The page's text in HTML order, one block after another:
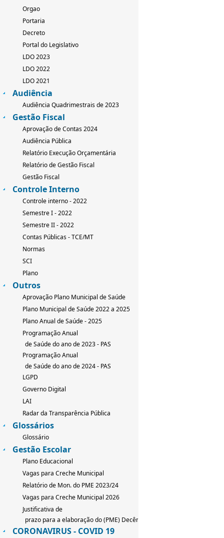
Orgao
Portaria
Decreto
Portal do Legislativo
LDO 2023
LDO 2022
LDO 2021
Audiência
Audiência Quadrimestrais de 2023
Gestão Fiscal
Aprovação de Contas 2024
Audiência Pública
Relatório Execução Orçamentária
Relatório de Gestão Fiscal
Gestão Fiscal
Controle Interno
Controle interno - 2022
Semestre I - 2022
Semestre II - 2022
Contas Públicas - TCE/MT
Normas
SCI
Plano
Outros
Aprovação Plano Municipal de Saúde
Plano Municipal de Saúde 2022 a 2025
Plano Anual de Saúde - 2025
Programação Anual
de Saúde do ano de 2023 - PAS
Programação Anual
de Saúde do ano de 2024 - PAS
LGPD
Governo Digital
LAI
Radar da Transparência Pública
Glossários
Glossário
Gestão Escolar
Plano Educacional
Vagas para Creche Municipal
Relatório de Mon. do PME 2023/24
Vagas para Creche Municipal 2026
Justificativa de
prazo para a elaboração do (PME) Decênio 2026-2036
CORONAVIRUS - COVID 19